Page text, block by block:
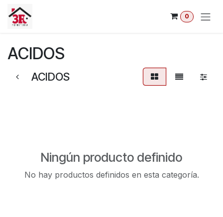
Ir al contenido
0
ACIDOS
ACIDOS
Ningún producto definido
No hay productos definidos en esta categoría.